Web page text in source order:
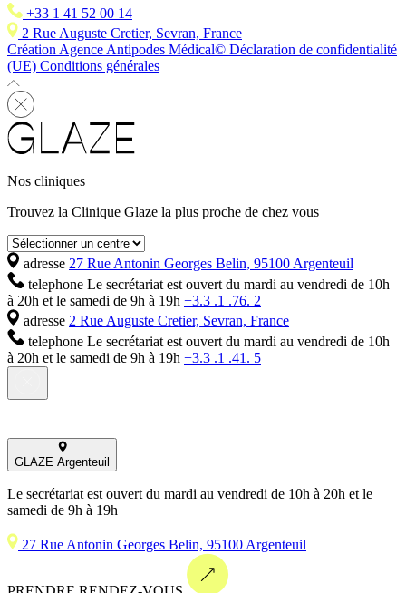
+33 1 41 52 00 14
2 Rue Auguste Cretier, Sevran, France
Création Agence Antipodes Médical© Déclaration de confidentialité
(UE) Conditions générales
Nos cliniques
Trouvez la Clinique Glaze la plus proche de chez vous
adresse 27 Rue Antonin Georges Belin, 95100 Argenteuil
telephone Le secrétariat est ouvert du mardi au vendredi de 10h
à 20h et le samedi de 9h à 19h +3.3 .1 .76. 2
adresse 2 Rue Auguste Cretier, Sevran, France
telephone Le secrétariat est ouvert du mardi au vendredi de 10h
à 20h et le samedi de 9h à 19h +3.3 .1 .41. 5
GLAZE Argenteuil
Le secrétariat est ouvert du mardi au vendredi de 10h à 20h et le
samedi de 9h à 19h
27 Rue Antonin Georges Belin, 95100 Argenteuil